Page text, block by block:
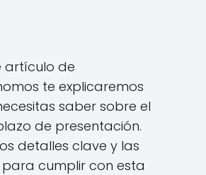
artículo de
te explicaremos
saber sobre el
de presentación.
detalles clave y las
cumplir con esta